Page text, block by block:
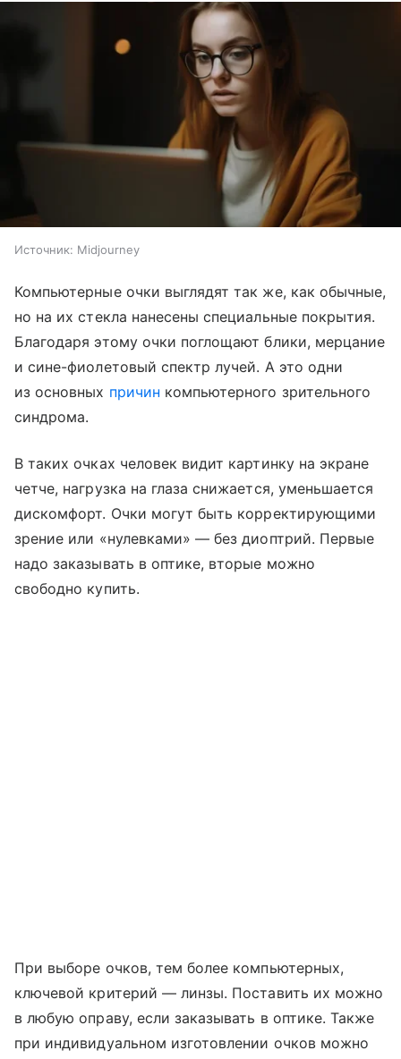
Источник: Midjourney
Компьютерные очки выглядят так же, как обычные,
но на их стекла нанесены специальные покрытия.
Благодаря этому очки поглощают блики, мерцание
и сине-фиолетовый спектр лучей. А это одни
из основных причин компьютерного зрительного
синдрома.
В таких очках человек видит картинку на экране
четче, нагрузка на глаза снижается, уменьшается
дискомфорт. Очки могут быть корректирующими
зрение или «нулевками» — без диоптрий. Первые
надо заказывать в оптике, вторые можно
свободно купить.
При выборе очков, тем более компьютерных,
ключевой критерий — линзы. Поставить их можно
в любую оправу, если заказывать в оптике. Также
при индивидуальном изготовлении очков можно